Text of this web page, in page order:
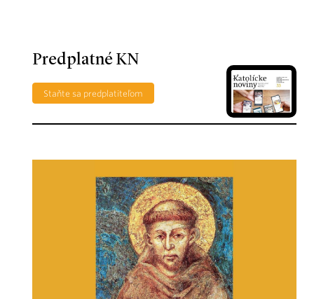
Predplatné KN
Staňte sa predplatiteľom